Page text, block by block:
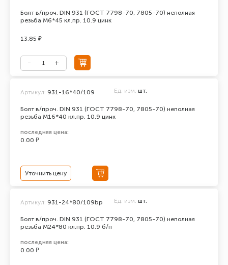
Болт в/проч. DIN 931 (ГОСТ 7798-70, 7805-70) неполная
резьба М6*45 кл.пр. 10.9 цинк
13.85 ₽
Болт в/проч. DIN 931 (ГОСТ 7798-70, 7805-70) неполная
резьба М16*40 кл.пр. 10.9 цинк
Артикул: 931-16*40/109 Ед. изм. шт.
последняя цена:
0.00 ₽
Уточнить цену
Болт в/проч. DIN 931 (ГОСТ 7798-70, 7805-70) неполная
резьба М24*80 кл.пр. 10.9 б/п
Артикул: 931-24*80/109bp Ед. изм. шт.
последняя цена:
0.00 ₽